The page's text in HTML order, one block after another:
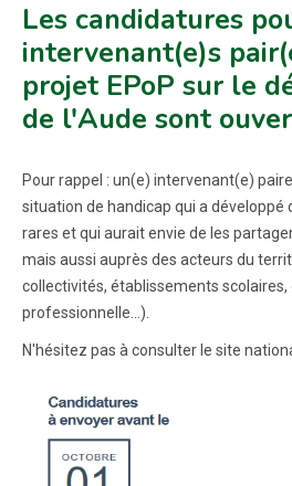
Les candidatures
intervenant(e)s
projet EPoP sur le
de l'Aude sont
Pour rappel : un(e) intervenant(e)
situation de handicap qui a développé
rares et qui aurait envie de les
mais aussi auprès des acteurs du
collectivités, établissements
professionnelle...).
N'hésitez pas à consulter le site